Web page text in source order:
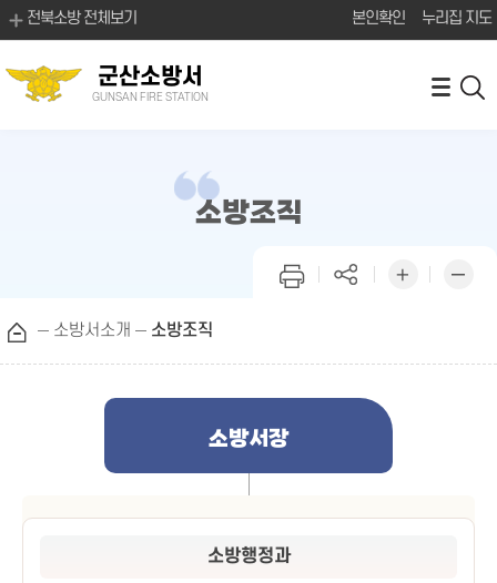
전북소방 전체보기 본인확인 누리집 지도
군산소방서
GUNSAN FIRE STATION
소방조직
소방서소개 소방조직
소방서장
소방행정과